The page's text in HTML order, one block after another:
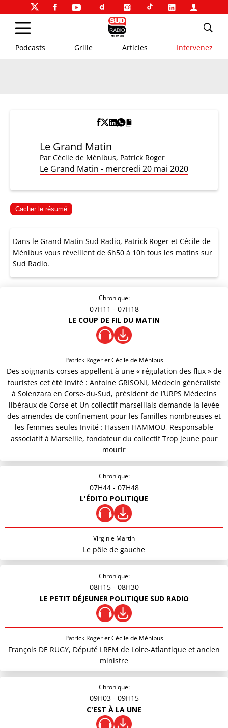
Podcasts Grille Articles Intervenez
Le Grand Matin
Par Cécile de Ménibus, Patrick Roger
Le Grand Matin - mercredi 20 mai 2020
Cacher le résumé
Dans le Grand Matin Sud Radio, Patrick Roger et Cécile de
Ménibus vous réveillent de 6h50 à 10h tous les matins sur
Sud Radio.
Chronique:
07H11 - 07H18
LE COUP DE FIL DU MATIN
Patrick Roger et Cécile de Ménibus
Des soignants corses appellent à une « régulation des flux » de
touristes cet été Invité : Antoine GRISONI, Médecin généraliste
à Solenzara en Corse-du-Sud, président de l’URPS Médecins
libéraux de Corse et Un collectif marseillais demande la levée
des amendes de confinement pour les familles nombreuses et
les femmes seules Invité : Hassen HAMMOU, Responsable
associatif à Marseille, fondateur du collectif Trop jeune pour
mourir
Chronique:
07H44 - 07H48
L'ÉDITO POLITIQUE
Virginie Martin
Le pôle de gauche
Chronique:
08H15 - 08H30
LE PETIT DÉJEUNER POLITIQUE SUD RADIO
Patrick Roger et Cécile de Ménibus
François DE RUGY, Député LREM de Loire-Atlantique et ancien
ministre
Chronique:
09H03 - 09H15
C'EST À LA UNE